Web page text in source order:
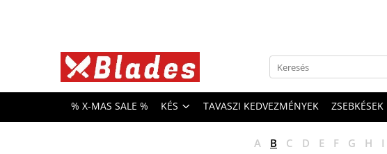
Konyhai kések
Bushcraft kések
% X-MAS SALE % KÉS TAVASZI KEDVEZMÉNYEK ZSEBKÉSEK
A B C D E F G H I